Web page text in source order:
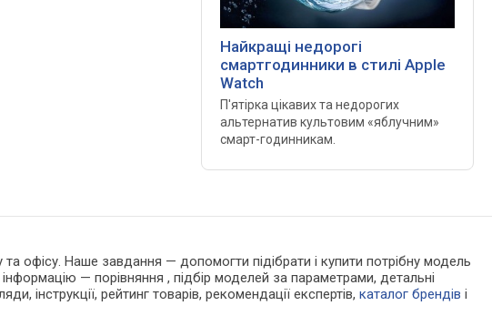
Найкращі недорогі
смартгодинники в стилі Apple
Watch
П'ятірка цікавих та недорогих
альтернатив культовим «яблучним»
смарт-годинникам.
офісу. Наше завдання — допомогти підібрати і купити потрібну модель
— порівняння , підбір моделей за параметрами, детальні
інструкції, рейтинг товарів, рекомендації експертів,каталог брендів і